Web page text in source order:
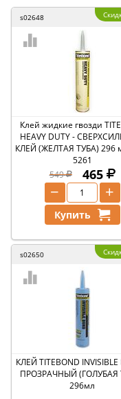
s02648
Клей жидкие гвозди
HEAVY DUTY -
КЛЕЙ (ЖЕЛТАЯ ТУБА) 296
5261
549
465
+
−
Купить
s02650
КЛЕЙ TITEBOND INVISIBLE
ПРОЗРАЧНЫЙ (ГОЛУБАЯ
296мл